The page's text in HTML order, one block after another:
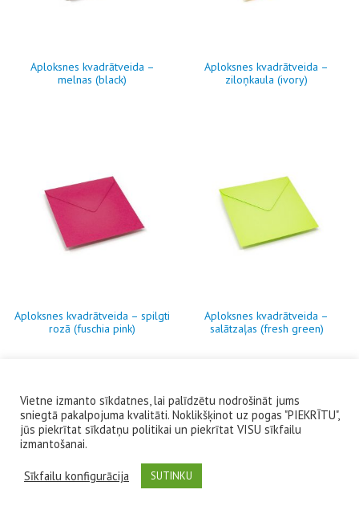
Aploksnes kvadrātveida –
melnas (black)
Aploksnes kvadrātveida –
ziloņkaula (ivory)
Aploksnes kvadrātveida – spilgti
rozā (fuschia pink)
Aploksnes kvadrātveida –
salātzaļas (fresh green)
1 7 →
+370 610 30079
Preču atgriešana/Privātuma politika
Vietne izmanto sīkdatnes, lai palīdzētu nodrošināt jums
sniegtā pakalpojuma kvalitāti. Noklikšķinot uz pogas "PIEKRĪTU",
jūs piekrītat sīkdatņu politikai un piekrītat VISU sīkfailu
izmantošanai.
Sīkfailu konfigurācija SUTINKU